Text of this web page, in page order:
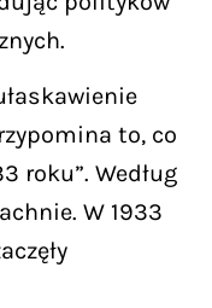
to, co
roku”. Według
W 1933